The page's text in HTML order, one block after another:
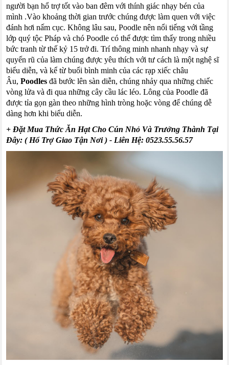
người bạn hổ trợ tốt vào ban đêm với thính giác nhạy bén của
mình .Vào khoảng thời gian trước chúng được làm quen với việc
đánh hơi nấm cục.Không lâu sau,Poodle nên nổi tiếng với tầng
lớp quý tộc Pháp và chóPoodle có thể được tìm thấy trong nhiều
bức tranh từ thế kỷ 15 trở đi.Trí thông minh nhanh nhạy và sự
quyến rũ của làm chúng được yêu thích với tư cách là một nghệ sĩ
biểu diễn, và kể từ buổi bình minh của các rạp xiếc châu
Âu,Poodles đã bước lên sàn diễn, chúng nhảy qua những chiếc
vòng lửa và đi qua những cây cầu lác léo. Lông củaPoodle đã
được tỉa gọn gàn theo những hình tròng hoặc vòng để chúng dễ
dàng hơn khi biểu diễn.
+ Đặt Mua Thức Ăn Hạt Cho Cún Nhỏ Và Trưởng Thành Tại
Đây: ( Hổ Trợ Giao Tận Nơi ) - Liên Hệ: 0523.55.56.57